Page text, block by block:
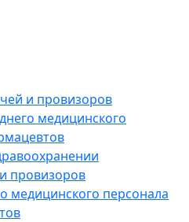
и провизоров
медицинского
провизоров
медицинского персонала